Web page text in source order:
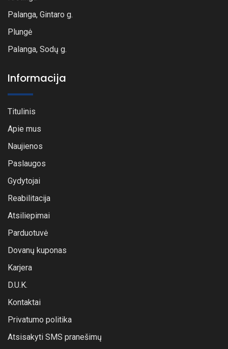
Palanga, Gintaro g.
Plungė
Palanga, Sodų g.
Informacija
Titulinis
Apie mus
Naujienos
Paslaugos
Gydytojai
Reabilitacija
Atsiliepimai
Parduotuvė
Dovanų kuponas
Karjera
D.U.K.
Kontaktai
Privatumo politika
Atsisakyti SMS pranešimų